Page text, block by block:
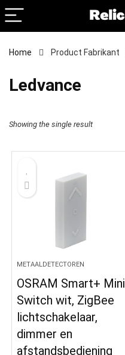
Home Product Fabrikant
‎Ledvance
Showing the single result
METAALDETECTOREN
OSRAM Smart+ Mini
Switch wit, ZigBee
lichtschakelaar,
dimmer en
afstandsbediening